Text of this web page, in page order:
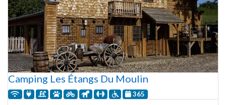
Camping Les Étangs Du Moulin
365